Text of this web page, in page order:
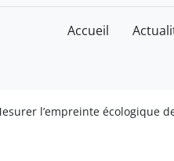
Accueil
l’empreinte écologique